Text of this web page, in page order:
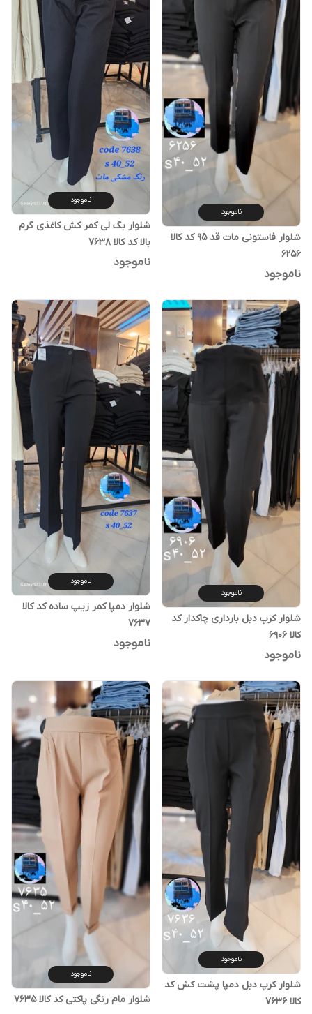
ناموجود
شلوار فاستونی مات قد ۹۵ کد کالا
۶۲۵۶
ناموجود
ناموجود
شلوار بگ لی کمر کش کاغذی گرم
بالا کد کالا ۷۶۳۸
ناموجود
ناموجود
شلوار کرپ دبل بارداری چاکدار کد
کالا ۶۹۰۶
ناموجود
ناموجود
شلوار دمپا کمر زیپ ساده کد کالا
۷۶۳۷
ناموجود
ناموجود
شلوار کرپ دبل دمپا پشت کش کد
کالا ۷۶۳۶
ناموجود
شلوار مام رنگی پاکتی کد کالا ۷۶۳۵